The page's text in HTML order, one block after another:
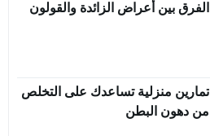
الفرق بين أعراض الزائدة والقولون
تمارين منزلية تساعدك على التخلص
من دهون البطن